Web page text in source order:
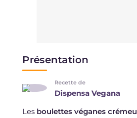
Présentation
Recette de
Dispensa Vegana
Les boulettes véganes